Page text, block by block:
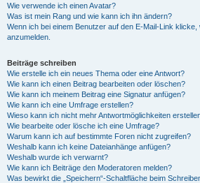
Wie verwende ich einen Avatar?
Was ist mein Rang und wie kann ich ihn ändern?
Wenn ich bei einem Benutzer auf den E-Mail-Link
anzumelden.
Beiträge schreiben
Wie erstelle ich ein neues Thema oder eine Antwort?
Wie kann ich einen Beitrag bearbeiten oder löschen?
Wie kann ich meinem Beitrag eine Signatur anfügen?
Wie kann ich eine Umfrage erstellen?
Wieso kann ich nicht mehr Antwortmöglichkeiten
Wie bearbeite oder lösche ich eine Umfrage?
Warum kann ich auf bestimmte Foren nicht zugreifen?
Weshalb kann ich keine Dateianhänge anfügen?
Weshalb wurde ich verwarnt?
Wie kann ich Beiträge den Moderatoren melden?
Was bewirkt die „Speichern“-Schaltfläche beim